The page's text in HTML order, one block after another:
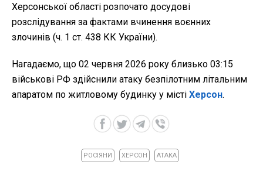
Херсонської області розпочато досудові
розслідування за фактами вчинення воєнних
злочинів (ч. 1 ст. 438 КК України).
Нагадаємо, що 02 червня 2026 року близько 03:15
військові РФ здійснили атаку безпілотним літальним
апаратом по житловому будинку у місті Херсон.
РОСІЯНИ ХЕРСОН АТАКА